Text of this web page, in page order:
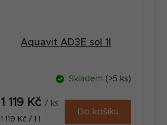
Aquavit AD3E sol 1l
Skladem (>5 ks)
1 119 Kč / ks
Měrná
1 119 Kč / 1 l
Do košíku